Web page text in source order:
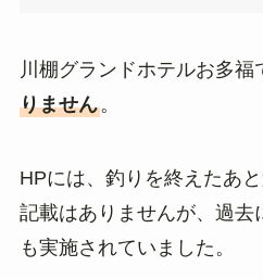
川棚グランドホテルお多福
りません。
HPには、釣りを終えたあ
記載はありませんが、過去
も実施されていました。